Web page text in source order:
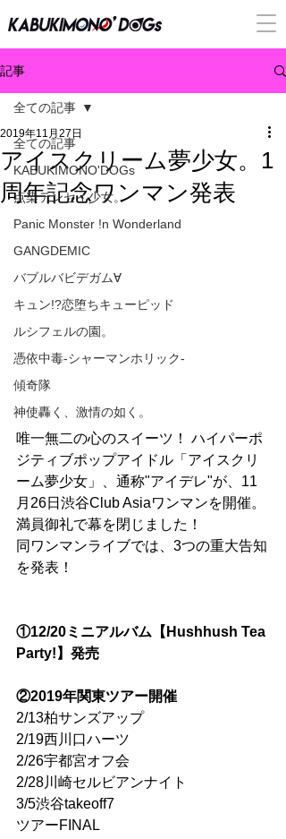
記事
全ての記事
KABUKIMONO'DOGs
点染テンセイ少女。
Panic Monster !n Wonderland
GANGDEMIC
バブルバビデガム∀
キュン!?恋堕ちキューピッド
ルシフェルの園。
憑依中毒-シャーマンホリック-
傾奇隊
神使轟く、激情の如く。
全ての記事
アイスクリーム夢少女。1
周年記念ワンマン発表
2019年11月27日
唯一無二の心のスイーツ！ ハイパーポ
ジティブポップアイドル「アイスクリ
ーム夢少女」、通称"アイデレ"が、11
月26日渋谷Club Asiaワンマンを開催。
満員御礼で幕を閉じました！
同ワンマンライブでは、3つの重大告知
を発表！
①12/20ミニアルバム【Hushhush Tea
Party!】発売
②2019年関東ツアー開催
2/13柏サンズアップ
2/19西川口ハーツ
2/26宇都宮オフ会
2/28川崎セルビアンナイト
3/5渋谷takeoff7
ツアーFINAL